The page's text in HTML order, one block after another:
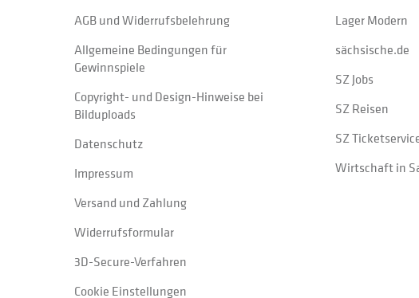
AGB und Widerrufsbelehrung
Allgemeine Bedingungen für
Gewinnspiele
Copyright- und Design-Hinweise bei
Bilduploads
Datenschutz
Impressum
Versand und Zahlung
Widerrufsformular
3D-Secure-Verfahren
Cookie Einstellungen
Lager Modern
sächsische.de
SZ Jobs
SZ Reisen
SZ
Wirtschaft in